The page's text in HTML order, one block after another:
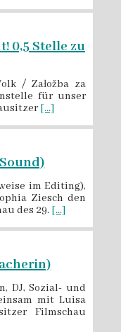
0,5 Stelle zu
/ Załožba za
für unser
[...]
im Editing),
Ziesch den
des 29. [...]
DJ, Sozial- und
mit Luisa
Filmschau